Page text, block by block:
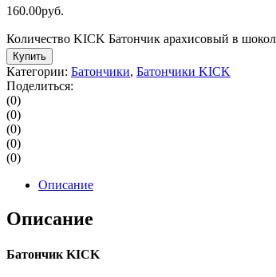
160.00руб.
Количество KICK Батончик арахисовый в
Купить
Категории: Батончики, Батончики KICK
Поделиться:
(0)
(0)
(0)
(0)
(0)
Описание
Описание
Батончик KICK